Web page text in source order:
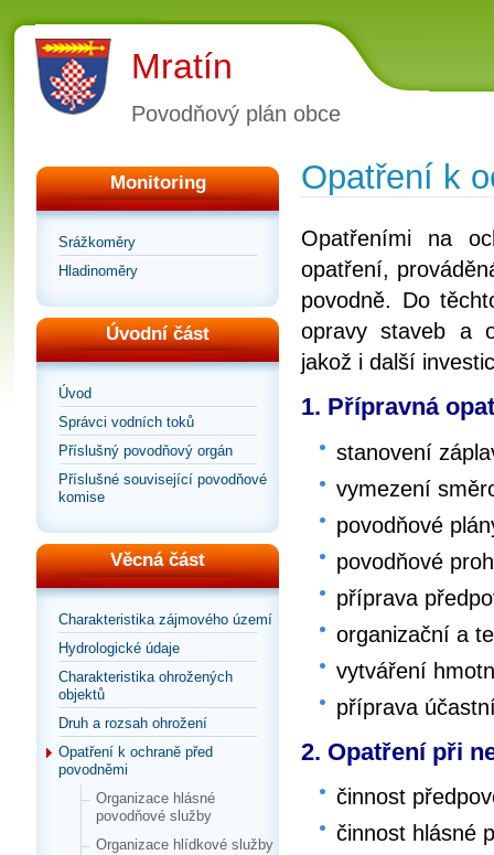
Mratín
Povodňový plán obce
Monitoring
Srážkoměry
Hladinoměry
Úvodní část
Úvod
Správci vodních toků
Příslušný povodňový orgán
Příslušné související povodňové
komise
Věcná část
Charakteristika zájmového území
Hydrologické údaje
Charakteristika ohrožených
objektů
Druh a rozsah ohrožení
Opatření k ochraně před
povodněmi
Organizace hlásné
povodňové služby
Organizace hlídkové služby
Opatření k
Opatřeními na
opatření,
povodně. Do
opravy staveb a
jakož i další
1. Přípravná
stanovení
vymezení
povodňové
povodňové
příprava
organizační a
vytváření
příprava
2. Opatření při
činnost
činnost hlásné